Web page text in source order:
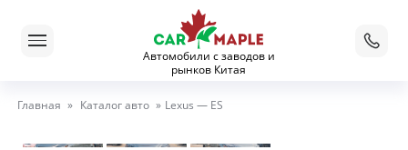
Автомобили с заводов и
рынков Китая
Главная » Каталог авто » Lexus — ES